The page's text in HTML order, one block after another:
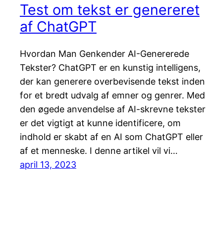
Test om tekst er genereret
af ChatGPT
Hvordan Man Genkender AI-Genererede
Tekster? ChatGPT er en kunstig intelligens,
der kan generere overbevisende tekst inden
for et bredt udvalg af emner og genrer. Med
den øgede anvendelse af AI-skrevne tekster
er det vigtigt at kunne identificere, om
indhold er skabt af en AI som ChatGPT eller
af et menneske. I denne artikel vil vi…
april 13, 2023